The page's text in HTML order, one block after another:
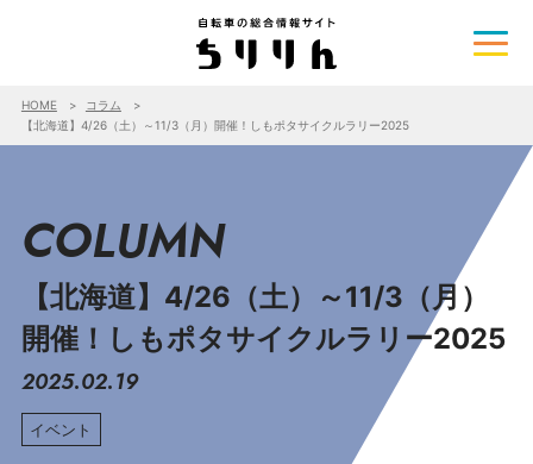
HOME
コラム
【北海道】4/26（土）～11/3（月）開催！しもポタサイクルラリー2025
COLUMN
【北海道】4/26（土）～11/3（月）
開催！しもポタサイクルラリー2025
2025.02.19
イベント